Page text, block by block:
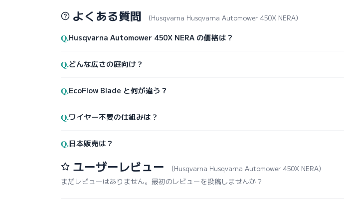
よくある質問 （Husqvarna Husqvarna Automower 450X NERA）
Q.Husqvarna Automower 450X NERA の価格は？
Q.どんな広さの庭向け？
Q.EcoFlow Blade と何が違う？
Q.ワイヤー不要の仕組みは？
Q.日本販売は？
ユーザーレビュー （Husqvarna Husqvarna Automower 450X NERA）
まだレビューはありません。最初のレビューを投稿しませんか？